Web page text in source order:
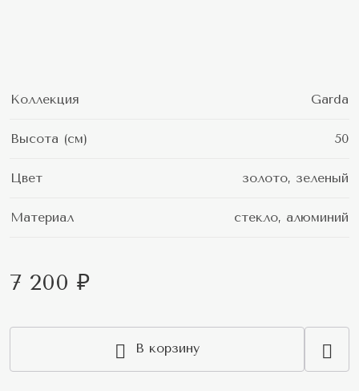
Коллекция Garda
Высота (см) 50
Цвет золото, зеленый
Материал стекло, алюминий
7 200 ₽
В корзину